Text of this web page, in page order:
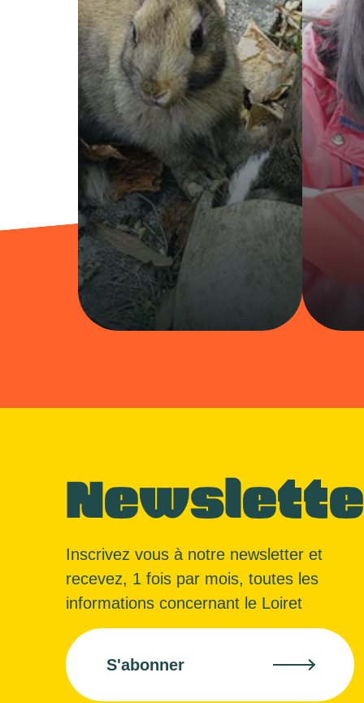
Inscrivez vous à notre newsletter et
recevez, 1 fois par mois, toutes les
informations concernant le Loiret
S'abonner